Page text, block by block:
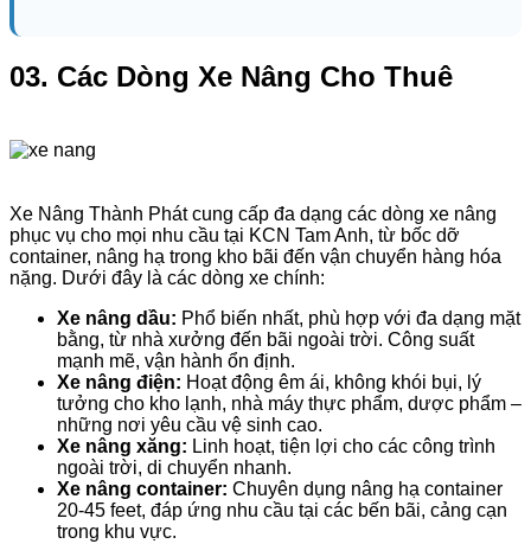
03. Các Dòng Xe Nâng Cho Thuê
Xe Nâng Thành Phát cung cấp đa dạng các dòng xe nâng
phục vụ cho mọi nhu cầu tại KCN Tam Anh, từ bốc dỡ
container, nâng hạ trong kho bãi đến vận chuyển hàng hóa
nặng. Dưới đây là các dòng xe chính:
Xe nâng dầu: Phổ biến nhất, phù hợp với đa dạng mặt
bằng, từ nhà xưởng đến bãi ngoài trời. Công suất
mạnh mẽ, vận hành ổn định.
Xe nâng điện: Hoạt động êm ái, không khói bụi, lý
tưởng cho kho lạnh, nhà máy thực phẩm, dược phẩm –
những nơi yêu cầu vệ sinh cao.
Xe nâng xăng: Linh hoạt, tiện lợi cho các công trình
ngoài trời, di chuyển nhanh.
Xe nâng container: Chuyên dụng nâng hạ container
20-45 feet, đáp ứng nhu cầu tại các bến bãi, cảng cạn
trong khu vực.